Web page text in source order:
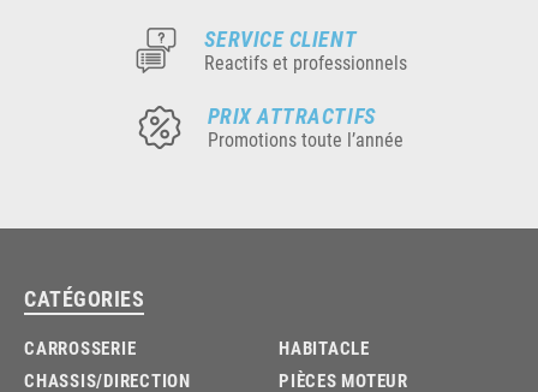
SERVICE CLIENT
Reactifs et professionnels
PRIX ATTRACTIFS
Promotions toute l’année
CATÉGORIES
CARROSSERIE
CHASSIS/DIRECTION
HABITACLE
PIÈCES MOTEUR